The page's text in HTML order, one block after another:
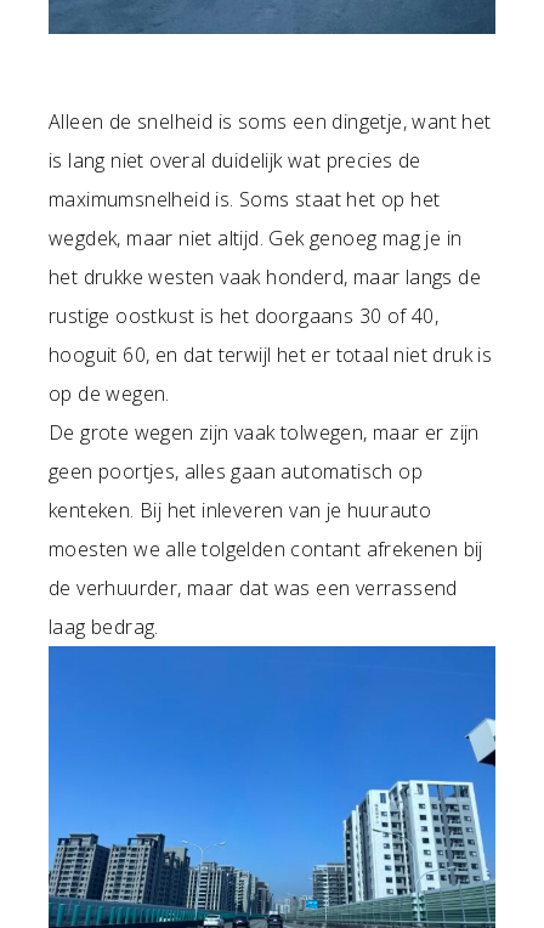
Alleen de snelheid is soms een dingetje, want het
is lang niet overal duidelijk wat precies de
maximumsnelheid is. Soms staat het op het
wegdek, maar niet altijd. Gek genoeg mag je in
het drukke westen vaak honderd, maar langs de
rustige oostkust is het doorgaans 30 of 40,
hooguit 60, en dat terwijl het er totaal niet druk is
op de wegen.
De grote wegen zijn vaak tolwegen, maar er zijn
geen poortjes, alles gaan automatisch op
kenteken. Bij het inleveren van je huurauto
moesten we alle tolgelden contant afrekenen bij
de verhuurder, maar dat was een verrassend
laag bedrag.